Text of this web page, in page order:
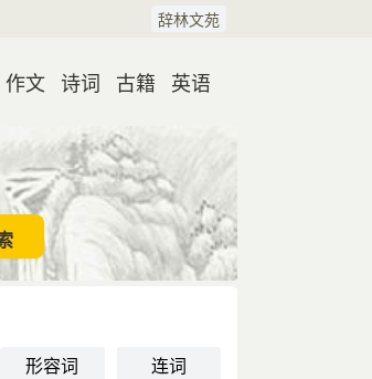
辞林文苑
作文 诗词 古籍 英语
形容词
连词